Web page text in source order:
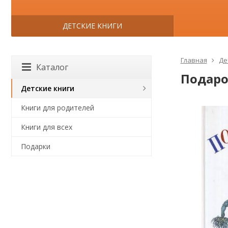
ДЕТСКИЕ КНИГИ
Главная
Каталог
Детские книги
Книги для родителей
Книги для всех
Подарки